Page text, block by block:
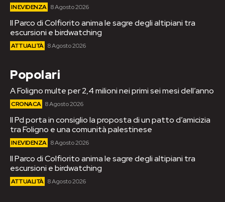
IN EVIDENZA 8 Agosto 2026
Il Parco di Colfiorito anima le sagre degli altipiani tra
escursioni e birdwatching
ATTUALITÀ 8 Agosto 2026
Popolari
A Foligno multe per 2,4 milioni nei primi sei mesi dell’anno
CRONACA 8 Agosto 2026
Il Pd porta in consiglio la proposta di un patto d’amicizia
tra Foligno e una comunità palestinese
IN EVIDENZA 8 Agosto 2026
Il Parco di Colfiorito anima le sagre degli altipiani tra
escursioni e birdwatching
ATTUALITÀ 8 Agosto 2026